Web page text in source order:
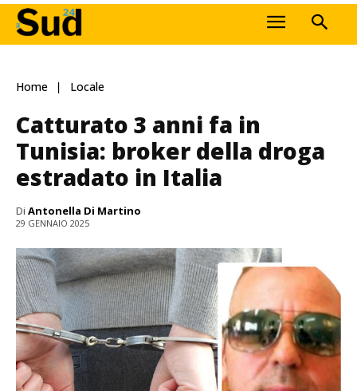
Home Locale
Catturato 3 anni fa in
Tunisia: broker della droga
estradato in Italia
Di Antonella Di Martino
29 GENNAIO 2025